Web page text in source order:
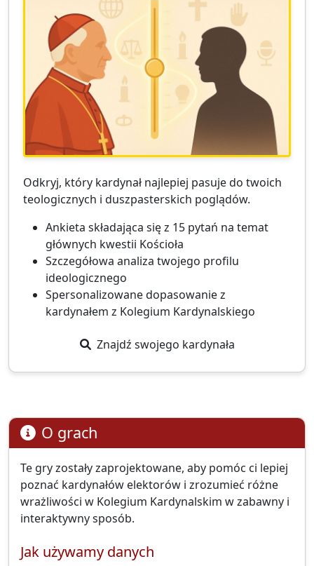
Odkryj, który kardynał najlepiej pasuje do twoich
teologicznych i duszpasterskich poglądów.
Ankieta składająca się z 15 pytań na temat
głównych kwestii Kościoła
Szczegółowa analiza twojego profilu
ideologicznego
Spersonalizowane dopasowanie z
kardynałem z Kolegium Kardynalskiego
Znajdź swojego kardynała
O grach
Te gry zostały zaprojektowane, aby pomóc ci lepiej
poznać kardynałów elektorów i zrozumieć różne
wrażliwości w Kolegium Kardynalskim w zabawny i
interaktywny sposób.
Jak używamy danych